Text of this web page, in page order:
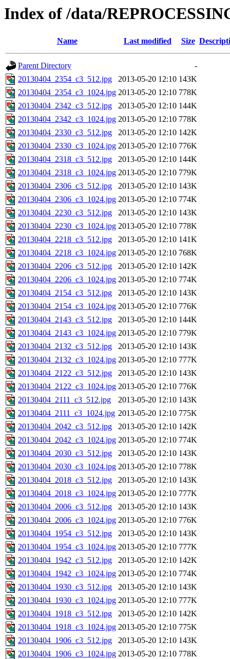
Index of /data/
Name Last modified Size
Parent Directory
-
20130404_2354_c3_512.jpg
2013-05-20 12:10 143K
20130404_2354_c3_1024.jpg 2013-05-20 12:10 778K
20130404_2342_c3_512.jpg
2013-05-20 12:10 144K
20130404_2342_c3_1024.jpg 2013-05-20 12:10 778K
20130404_2330_c3_512.jpg
2013-05-20 12:10 142K
20130404_2330_c3_1024.jpg 2013-05-20 12:10 776K
20130404_2318_c3_512.jpg
2013-05-20 12:10 144K
20130404_2318_c3_1024.jpg 2013-05-20 12:10 779K
20130404_2306_c3_512.jpg
2013-05-20 12:10 143K
20130404_2306_c3_1024.jpg 2013-05-20 12:10 774K
20130404_2230_c3_512.jpg
2013-05-20 12:10 143K
20130404_2230_c3_1024.jpg 2013-05-20 12:10 778K
20130404_2218_c3_512.jpg
2013-05-20 12:10 141K
20130404_2218_c3_1024.jpg 2013-05-20 12:10 768K
20130404_2206_c3_512.jpg
2013-05-20 12:10 142K
20130404_2206_c3_1024.jpg 2013-05-20 12:10 774K
20130404_2154_c3_512.jpg
2013-05-20 12:10 143K
20130404_2154_c3_1024.jpg 2013-05-20 12:10 776K
20130404_2143_c3_512.jpg
2013-05-20 12:10 144K
20130404_2143_c3_1024.jpg 2013-05-20 12:10 779K
20130404_2132_c3_512.jpg
2013-05-20 12:10 143K
20130404_2132_c3_1024.jpg 2013-05-20 12:10 777K
20130404_2122_c3_512.jpg
2013-05-20 12:10 143K
20130404_2122_c3_1024.jpg 2013-05-20 12:10 776K
20130404_2111_c3_512.jpg
2013-05-20 12:10 143K
20130404_2111_c3_1024.jpg 2013-05-20 12:10 775K
20130404_2042_c3_512.jpg
2013-05-20 12:10 142K
20130404_2042_c3_1024.jpg 2013-05-20 12:10 774K
20130404_2030_c3_512.jpg
2013-05-20 12:10 143K
20130404_2030_c3_1024.jpg 2013-05-20 12:10 778K
20130404_2018_c3_512.jpg
2013-05-20 12:10 143K
20130404_2018_c3_1024.jpg 2013-05-20 12:10 777K
20130404_2006_c3_512.jpg
2013-05-20 12:10 143K
20130404_2006_c3_1024.jpg 2013-05-20 12:10 776K
20130404_1954_c3_512.jpg
2013-05-20 12:10 143K
20130404_1954_c3_1024.jpg 2013-05-20 12:10 777K
20130404_1942_c3_512.jpg
2013-05-20 12:10 142K
20130404_1942_c3_1024.jpg 2013-05-20 12:10 774K
20130404_1930_c3_512.jpg
2013-05-20 12:10 143K
20130404_1930_c3_1024.jpg 2013-05-20 12:10 777K
20130404_1918_c3_512.jpg
2013-05-20 12:10 142K
20130404_1918_c3_1024.jpg 2013-05-20 12:10 775K
20130404_1906_c3_512.jpg
2013-05-20 12:10 143K
20130404_1906_c3_1024.jpg 2013-05-20 12:10 778K